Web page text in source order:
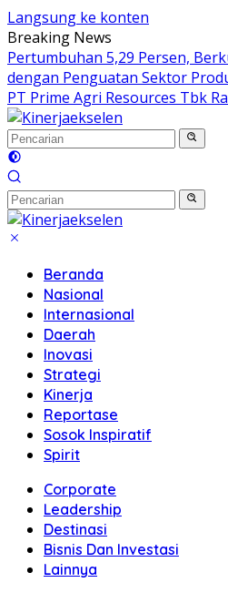
Langsung ke konten
Breaking News
Pertumbuhan 5,29 Persen,
dengan Penguatan Sektor
PT Prime Agri Resources Tbk
Beranda
Nasional
Internasional
Daerah
Inovasi
Strategi
Kinerja
Reportase
Sosok Inspiratif
Spirit
Corporate
Leadership
Destinasi
Bisnis Dan Investasi
Lainnya